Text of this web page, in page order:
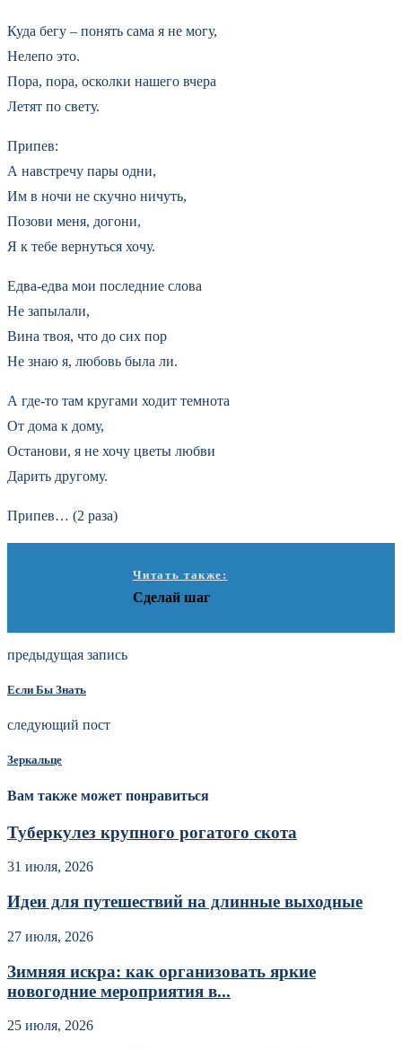
Куда бегу – понять сама я не могу,
Нелепо это.
Пора, пора, осколки нашего вчера
Летят по свету.
Припев:
А навстречу пары одни,
Им в ночи не скучно ничуть,
Позови меня, догони,
Я к тебе вернуться хочу.
Едва-едва мои последние слова
Не запылали,
Вина твоя, что до сих пор
Не знаю я, любовь была ли.
А где-то там кругами ходит темнота
От дома к дому,
Останови, я не хочу цветы любви
Дарить другому.
Припев… (2 раза)
Читать также:
Сделай шаг
предыдущая запись
Если Бы Знать
следующий пост
Зеркальце
Вам также может понравиться
Туберкулез крупного рогатого скота
31 июля, 2026
Идеи для путешествий на длинные выходные
27 июля, 2026
Зимняя искра: как организовать яркие
новогодние мероприятия в...
25 июля, 2026